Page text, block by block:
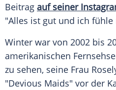
Beitrag auf seiner
"Alles ist gut und ich
Winter war von 2002 bis
amerikanischen
zu sehen, seine Frau
"Devious Maids" vor der